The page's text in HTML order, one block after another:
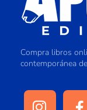
Compra libros
contemporánea